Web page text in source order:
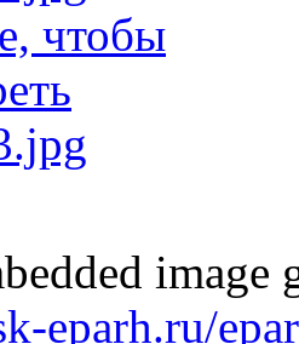
image
eparh.ru/